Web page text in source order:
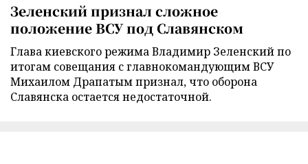
Зеленский признал сложное
положение ВСУ под Славянском
Глава киевского режима Владимир Зеленский по
итогам совещания с главнокомандующим ВСУ
Михаилом Драпатым признал, что оборона
Славянска остается недостаточной.